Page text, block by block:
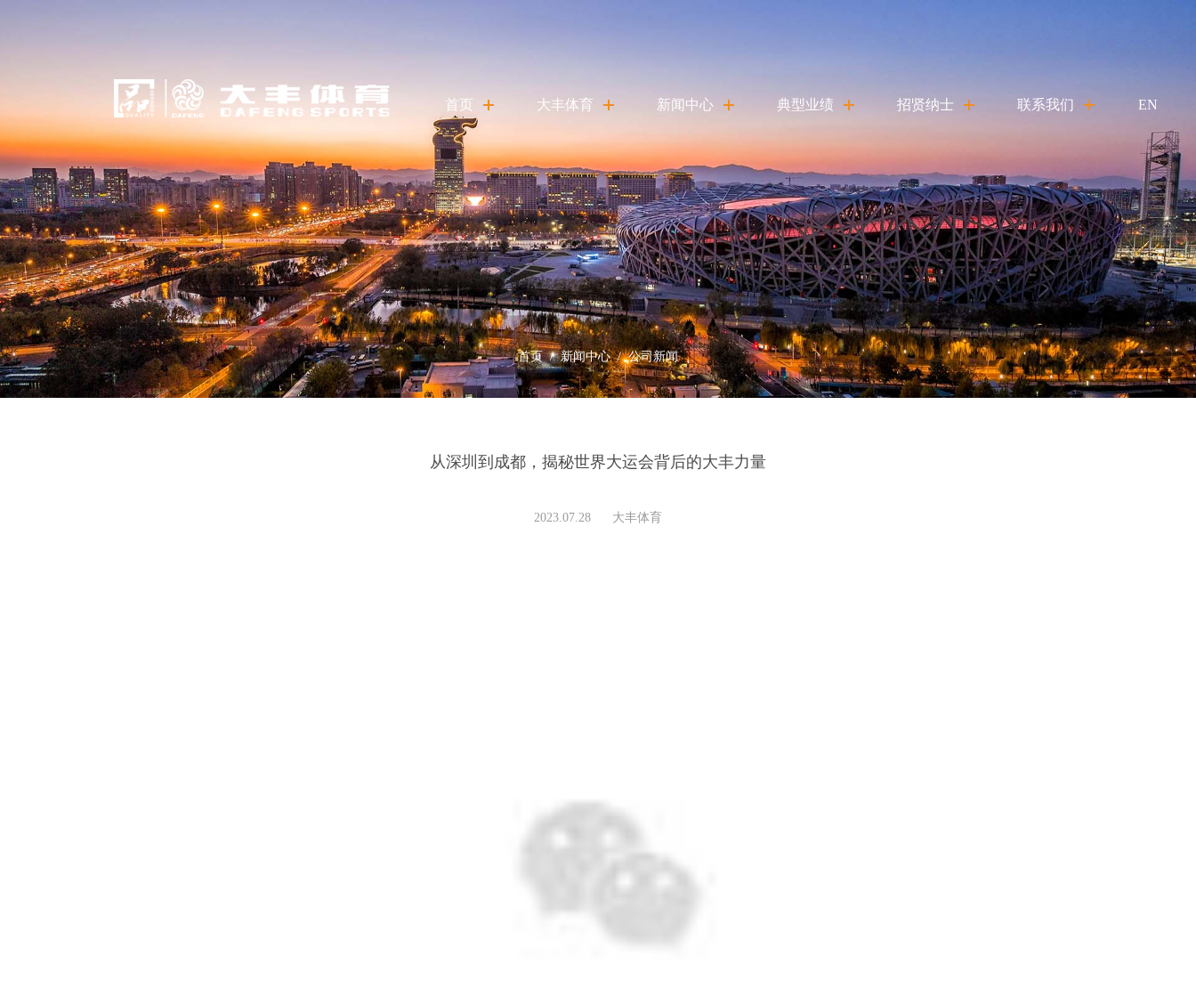
首页 大丰体育
关于我们
产品模式
产品中心
发展历程
资源整合
新闻中心
公司新闻
多媒体中心
典型业绩
大丰定制
体育工艺集成
文化运营
招贤纳士
在线招聘
联系我们 EN
首页/新闻中心/公司新闻
从深圳到成都，揭秘世界大运会背后的大丰力量
2023.07.28 大丰体育